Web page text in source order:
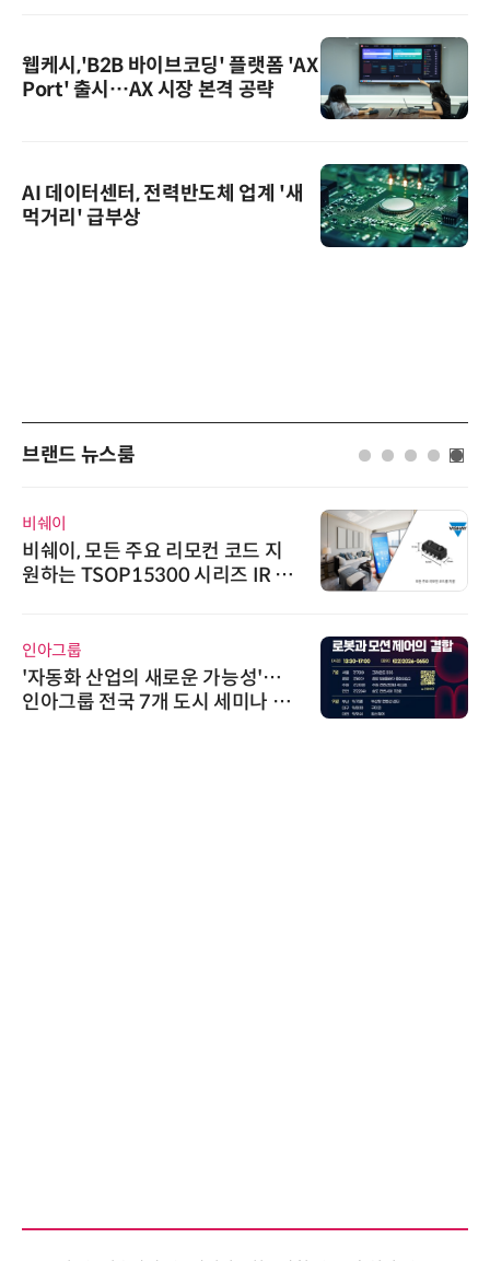
웹케시,'B2B 바이브코딩' 플랫폼 'AX
Port' 출시…AX 시장 본격 공략
AI 데이터센터, 전력반도체 업계 '새
먹거리' 급부상
브랜드 뉴스룸
비쉐이
비쉐이, 모든 주요 리모컨 코드 지
원하는 TSOP15300 시리즈 IR 수
인아그룹
'자동화 산업의 새로운 가능성'…
인아그룹 전국 7개 도시 세미나 페